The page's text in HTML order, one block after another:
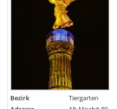
Bezirk
Tiergarten